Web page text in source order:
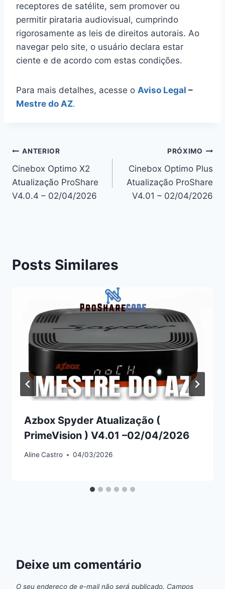
receptores de satélite, sem promover ou
permitir pirataria audiovisual, cumprindo
rigorosamente as leis de direitos autorais. Ao
navegar pelo site, o usuário declara estar
ciente e de acordo com estas condições.
Para mais detalhes, acesse o Aviso Legal –
Mestre do AZ.
Navegação
de
Post
ANTERIOR
Cinebox Optimo X2
Atualização ProShare
V4.0.4 – 02/04/2026
PRÓXIMO
Cinebox Optimo Plus
Atualização ProShare
V4.01 – 02/04/2026
Posts Similares
Azbox Spyder Atualização (
PrimeVision ) V4.01 –02/04/2026
AlineCastro 04/03/2026
Deixe um comentário
O seu endereço de e-mail não será publicado. Campos